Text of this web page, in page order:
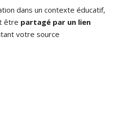
dans un contexte éducatif,
être partagé par un lien
votre source